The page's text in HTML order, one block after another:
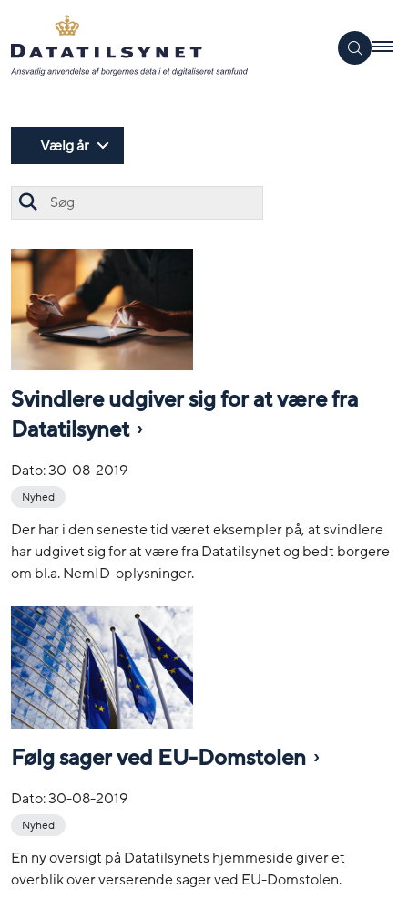
Vælg år
Svindlere udgiver sig for at være fra
Datatilsynet
Dato:30-08-2019
Nyhed
Der har i den seneste tid været eksempler på, at svindlere
har udgivet sig for at være fra Datatilsynet og bedt borgere
om bl.a. NemID-oplysninger.
Følg sager ved EU-Domstolen
Dato:30-08-2019
Nyhed
En ny oversigt på Datatilsynets hjemmeside giver et
overblik over verserende sager ved EU-Domstolen.